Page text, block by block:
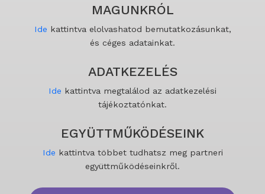
MAGUNKRÓL
Ide kattintva elolvashatod bemutatkozásunkat,
és céges adatainkat.
ADATKEZELÉS
Ide kattintva megtalálod az adatkezelési
tájékoztatónkat.
EGYÜTTMŰKÖDÉSEINK
Ide kattintva többet tudhatsz meg partneri
együttműködéseinkről.